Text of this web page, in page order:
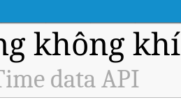
không khí
data API